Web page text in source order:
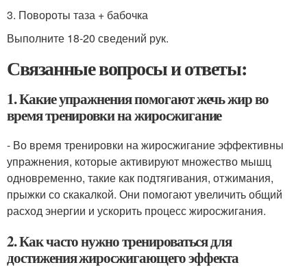
3. Повороты таза + бабочка
Выполните 18-20 сведений рук.
Связанные вопросы и ответы:
1. Какие упражнения помогают жечь жир во
время тренировки на жиросжигание
- Во время тренировки на жиросжигание эффективны
упражнения, которые активируют множество мышц
одновременно, такие как подтягивания, отжимания,
прыжки со скакалкой. Они помогают увеличить общий
расход энергии и ускорить процесс жиросжигания.
2. Как часто нужно тренироваться для
достижения жиросжигающего эффекта